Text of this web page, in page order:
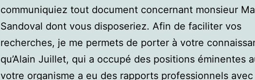
communiquiez tout document concernant monsieur
Sandoval dont vous disposeriez. Afin de faciliter vos
recherches, je me permets de porter à votre
qu’Alain Juillet, qui a occupé des positions éminentes
votre organisme a eu des rapports professionnels